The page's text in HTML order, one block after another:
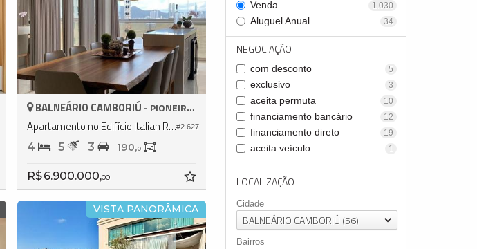
Venda 1.030
Aluguel Anual 34
NEGOCIAÇÃO
com desconto 5
exclusivo 3
aceita permuta 10
financiamento bancário 12
financiamento direto 19
aceita veículo 1
LOCALIZAÇÃO
Cidade
BALNEÁRIO CAMBORIÚ (56)
Bairros
#2.627
BALNEÁRIO CAMBORIÚ - PIONEIROS
Apartamento no Edifício Italian Residence
4 5 3 190,0
R$ 6.900.000,00
VISTA PANORÂMICA